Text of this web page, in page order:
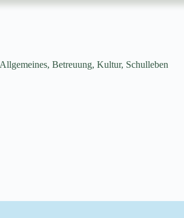
Allgemeines, Betreuung, Kultur, Schulleben